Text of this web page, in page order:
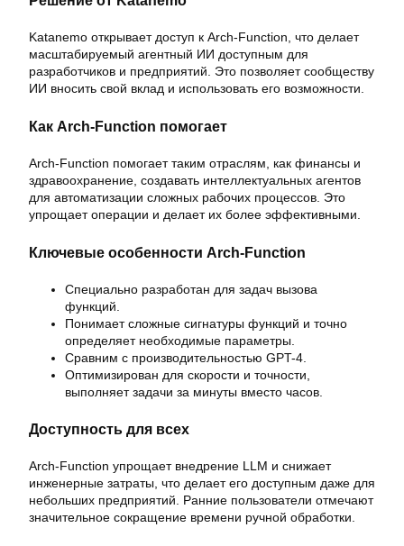
Katanemo открывает доступ к Arch-Function, что делает
масштабируемый агентный ИИ доступным для
разработчиков и предприятий. Это позволяет сообществу
ИИ вносить свой вклад и использовать его возможности.
Как Arch-Function помогает
Arch-Function помогает таким отраслям, как финансы и
здравоохранение, создавать интеллектуальных агентов
для автоматизации сложных рабочих процессов. Это
упрощает операции и делает их более эффективными.
Ключевые особенности Arch-Function
Специально разработан для задач вызова
функций.
Понимает сложные сигнатуры функций и точно
определяет необходимые параметры.
Сравним с производительностью GPT-4.
Оптимизирован для скорости и точности,
выполняет задачи за минуты вместо часов.
Доступность для всех
Arch-Function упрощает внедрение LLM и снижает
инженерные затраты, что делает его доступным даже для
небольших предприятий. Ранние пользователи отмечают
значительное сокращение времени ручной обработки.